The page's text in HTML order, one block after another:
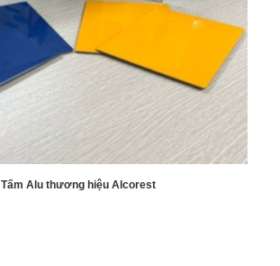
Tấm Alu thương hiệu Alcorest